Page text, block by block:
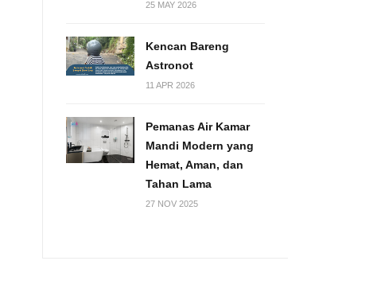
25 MAY 2026
Kencan Bareng
Astronot
11 APR 2026
Pemanas Air Kamar
Mandi Modern yang
Hemat, Aman, dan
Tahan Lama
27 NOV 2025